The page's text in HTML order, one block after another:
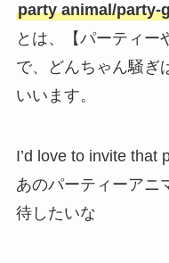
party animal/party-
とは、【パーティー
で、どんちゃん騒ぎ
いいます。
I’d love to invite that
あのパーティーアニ
待したいな